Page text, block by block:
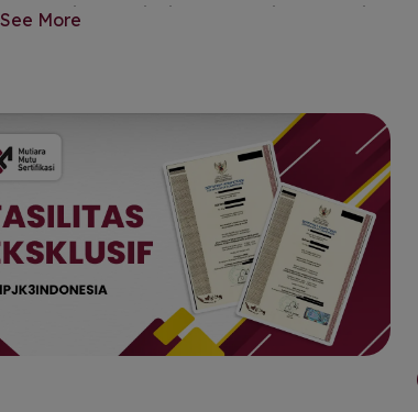
(mekanik, uap, listrik, konstruksi, ergonomi,
Penyusunan Laporan
See More